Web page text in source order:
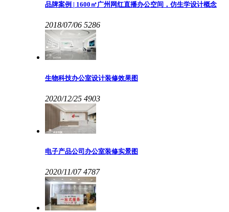
品牌案例 | 1600㎡广州网红直播办公空间，仿生学设计概念
2018/07/06 5286
生物科技办公室设计装修效果图
2020/12/25 4903
电子产品公司办公室装修实景图
2020/11/07 4787